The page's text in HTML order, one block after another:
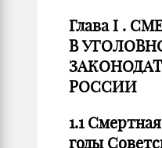
ГлаваI .
В
РОССИИ
1.1
годы